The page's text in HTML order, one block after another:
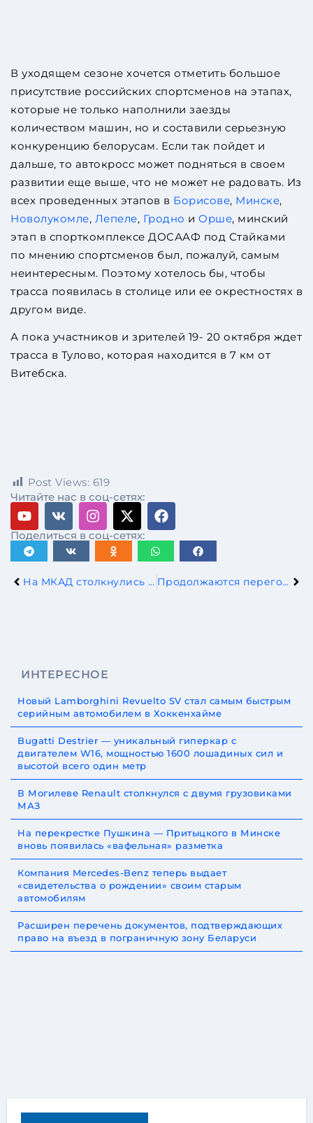
В уходящем сезоне хочется отметить большое
присутствие российских спортсменов на этапах,
которые не только наполнили заезды
количеством машин, но и составили серьезную
конкуренцию белорусам. Если так пойдет и
дальше, то автокросс может подняться в своем
развитии еще выше, что не может не радовать. Из
всех проведенных этапов в Борисове, Минске,
Новолукомле, Лепеле, Гродно и Орше, минский
этап в спорткомплексе ДОСААФ под Стайками
по мнению спортсменов был, пожалуй, самым
неинтересным. Поэтому хотелось бы, чтобы
трасса появилась в столице или ее окрестностях в
другом виде.
А пока участников и зрителей 19- 20 октября ждет
трасса в Тулово, которая находится в 7 км от
Витебска.
Post Views: 619
Читайте нас в соц-сетях:
Поделиться в соц-сетях:
На МКАД столкнулись 4 автомобиля Продолжаются переговоры по тарифам между ЕС и Китаем
ИНТЕРЕСНОЕ
Новый Lamborghini Revuelto SV стал самым быстрым
серийным автомобилем в Хоккенхайме
Bugatti Destrier — уникальный гиперкар с
двигателем W16, мощностью 1600 лошадиных сил и
высотой всего один метр
В Могилеве Renault столкнулся с двумя грузовиками
МАЗ
На перекрестке Пушкина — Притыцкого в Минске
вновь появилась «вафельная» разметка
Компания Mercedes-Benz теперь выдает
«свидетельства о рождении» своим старым
автомобилям
Расширен перечень документов, подтверждающих
право на въезд в пограничную зону Беларуси